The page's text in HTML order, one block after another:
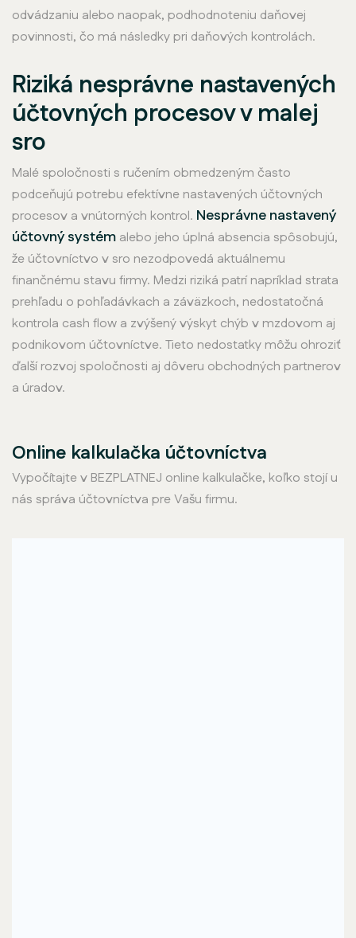
odvádzaniu alebo naopak, podhodnoteniu daňovej
povinnosti, čo má následky pri daňových kontrolách.
Riziká nesprávne nastavených
účtovných procesov v malej
sro
Malé spoločnosti s ručením obmedzeným často
podceňujú potrebu efektívne nastavených účtovných
procesov a vnútorných kontrol. Nesprávne nastavený
účtovný systém alebo jeho úplná absencia spôsobujú,
že účtovníctvo v sro nezodpovedá aktuálnemu
finančnému stavu firmy. Medzi riziká patrí napríklad strata
prehľadu o pohľadávkach a záväzkoch, nedostatočná
kontrola cash flow a zvýšený výskyt chýb v mzdovom aj
podnikovom účtovníctve. Tieto nedostatky môžu ohroziť
ďalší rozvoj spoločnosti aj dôveru obchodných partnerov
a úradov.
Online kalkulačka účtovníctva
Vypočítajte v BEZPLATNEJ online kalkulačke, koľko stojí u
nás správa účtovníctva pre Vašu firmu.